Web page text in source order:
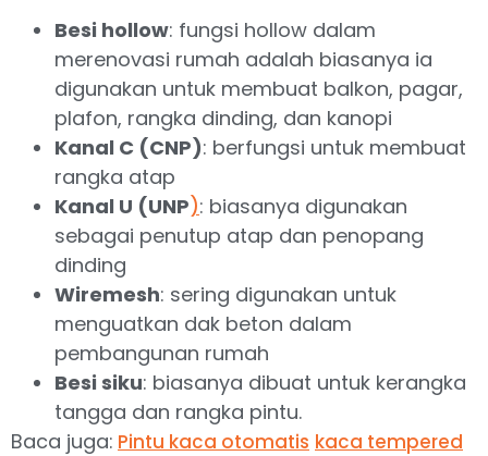
Besi hollow: fungsi hollow dalam
merenovasi rumah adalah biasanya ia
digunakan untuk membuat balkon, pagar,
plafon, rangka dinding, dan kanopi
Kanal C (CNP): berfungsi untuk membuat
rangka atap
Kanal U (UNP): biasanya digunakan
sebagai penutup atap dan penopang
dinding
Wiremesh: sering digunakan untuk
menguatkan dak beton dalam
pembangunan rumah
Besi siku: biasanya dibuat untuk kerangka
tangga dan rangka pintu.
Baca juga: Pintu kaca otomatis kaca tempered